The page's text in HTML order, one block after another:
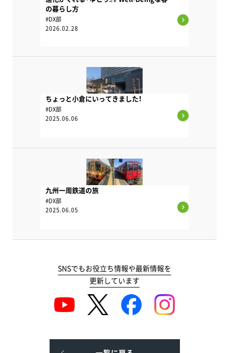
#DX部
の暮らし方
2026.02.28
#DX部
ちょっと小倉にいってきました！
2025.06.06
#DX部
九州一周鉄道の旅
2025.06.05
SNSでもお役立ち情報や最新情報を
更新しています